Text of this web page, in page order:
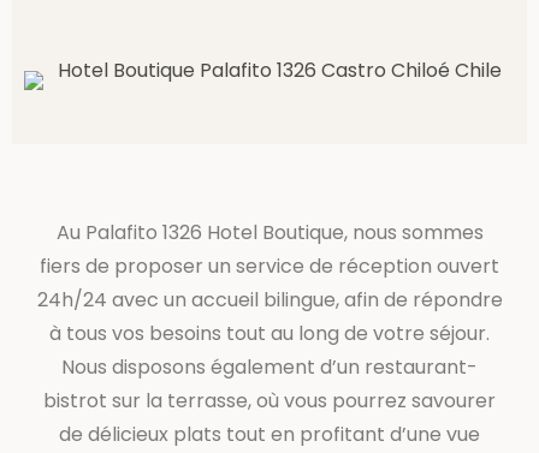
Au Palafito 1326 Hotel Boutique, nous sommes
fiers de proposer un service de réception ouvert
24h/24 avec un accueil bilingue, afin de répondre
à tous vos besoins tout au long de votre séjour.
Nous disposons également d’un restaurant-
bistrot sur la terrasse, où vous pourrez savourer
de délicieux plats tout en profitant d’une vue